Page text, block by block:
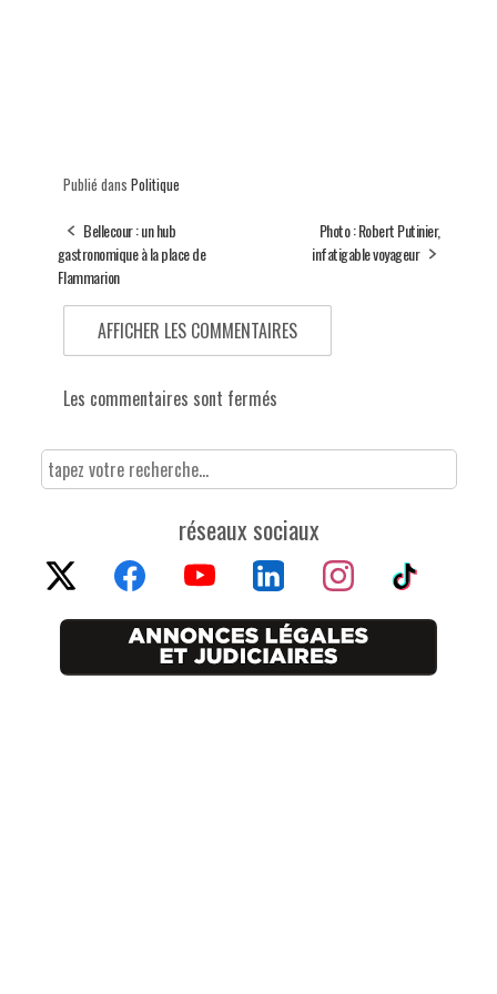
Publié dans Politique
Bellecour : un hub
gastronomique à la place de
Flammarion
Photo : Robert Putinier,
infatigable voyageur
AFFICHER LES COMMENTAIRES
Les commentaires sont fermés
réseaux sociaux